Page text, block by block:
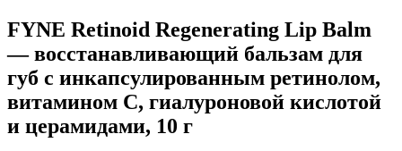
FYNE Retinoid Regenerating Lip Balm
— восстанавливающий бальзам для
губ с инкапсулированным ретинолом,
витамином C, гиалуроновой кислотой
и церамидами, 10 г